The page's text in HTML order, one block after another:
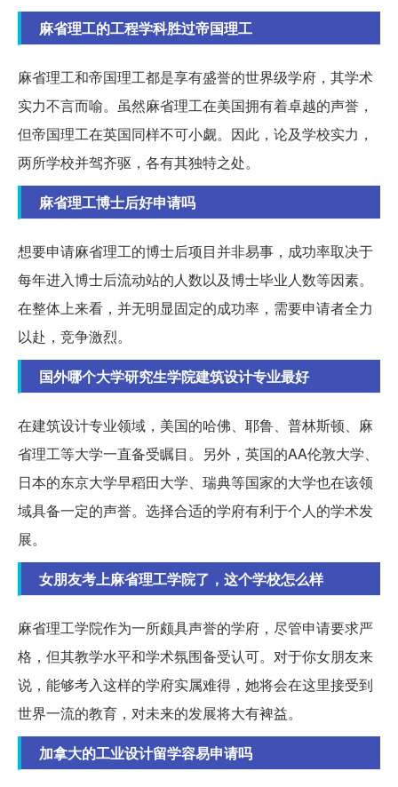
麻省理工的工程学科胜过帝国理工
麻省理工和帝国理工都是享有盛誉的世界级学府，其学术
实力不言而喻。虽然麻省理工在美国拥有着卓越的声誉，
但帝国理工在英国同样不可小觑。因此，论及学校实力，
两所学校并驾齐驱，各有其独特之处。
麻省理工博士后好申请吗
想要申请麻省理工的博士后项目并非易事，成功率取决于
每年进入博士后流动站的人数以及博士毕业人数等因素。
在整体上来看，并无明显固定的成功率，需要申请者全力
以赴，竞争激烈。
国外哪个大学研究生学院建筑设计专业最好
在建筑设计专业领域，美国的哈佛、耶鲁、普林斯顿、麻
省理工等大学一直备受瞩目。另外，英国的AA伦敦大学、
日本的东京大学早稻田大学、瑞典等国家的大学也在该领
域具备一定的声誉。选择合适的学府有利于个人的学术发
展。
女朋友考上麻省理工学院了，这个学校怎么样
麻省理工学院作为一所颇具声誉的学府，尽管申请要求严
格，但其教学水平和学术氛围备受认可。对于你女朋友来
说，能够考入这样的学府实属难得，她将会在这里接受到
世界一流的教育，对未来的发展将大有裨益。
加拿大的工业设计留学容易申请吗